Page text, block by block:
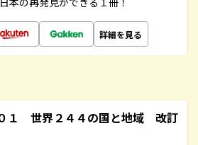
詳細を見る
１ 世界２４４の国と地域 改訂